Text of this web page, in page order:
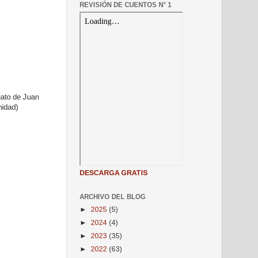
de Juan
REVISIÓN DE CUENTOS N° 1
DESCARGA GRATIS
ARCHIVO DEL BLOG
► 2025 (5)
► 2024 (4)
► 2023 (35)
► 2022 (63)